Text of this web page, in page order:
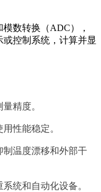
数转换（ADC），
控制系统，计算并显
精度。
性能稳定。
温度漂移和外部干
统和自动化设备。